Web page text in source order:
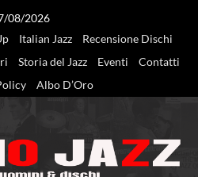
08/2026
Italian Jazz
Recensione Dischi
Storia del Jazz Eventi
Contatti
Albo D’Oro